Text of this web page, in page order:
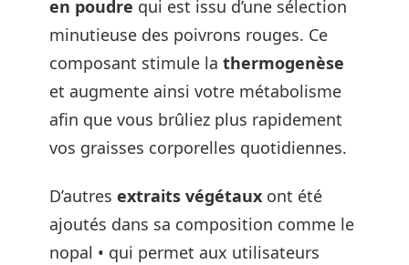
en poudre qui est issu d’une sélection
minutieuse des poivrons rouges. Ce
composant stimule la thermogenèse
et augmente ainsi votre métabolisme
afin que vous brûliez plus rapidement
vos graisses corporelles quotidiennes.
D’autres extraits végétaux ont été
ajoutés dans sa composition comme le
nopal • qui permet aux utilisateurs